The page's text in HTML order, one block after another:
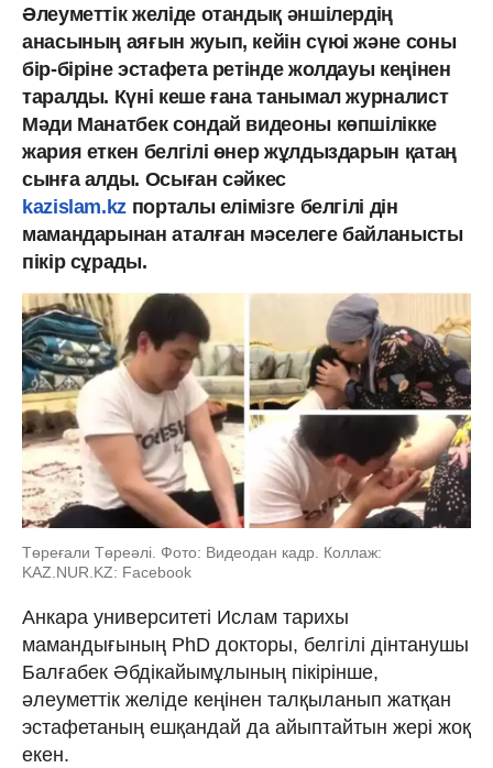
Әлеуметтік желіде отандық әншілердің
анасының аяғын жуып, кейін сүюі және соны
бір-біріне эстафета ретінде жолдауы кеңінен
таралды. Күні кеше ғана танымал журналист
Мәди Манатбек сондай видеоны көпшілікке
жария еткен белгілі өнер жұлдыздарын қатаң
сынға алды. Осыған сәйкес
kazislam.kz порталы елімізге белгілі дін
мамандарынан аталған мәселеге байланысты
пікір сұрады.
Төреғали Төреәлі. Фото: Видеодан кадр. Коллаж:
KAZ.NUR.KZ: Facebook
Анкара университеті Ислам тарихы
мамандығының PhD докторы, белгілі дінтанушы
Балғабек Әбдікайымұлының пікірінше,
әлеуметтік желіде кеңінен талқыланып жатқан
эстафетаның ешқандай да айыптайтын жері жоқ
екен.